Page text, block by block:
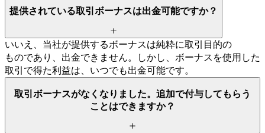
提供されている取引ボーナスは出金可能ですか？
いいえ、 当社が提供するボーナスは純粋に取引目的の
ものであり、 出金できません。 しかし、 ボーナスを使用した
取引で得た利益は、 いつでも出金可能です。
取引ボーナスがなくなりました。 追加で付与して もらう
ことはできますか？